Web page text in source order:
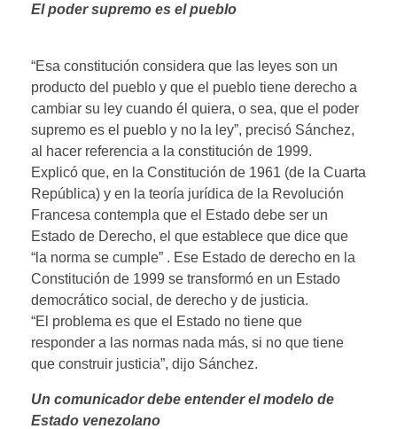
El poder supremo es el pueblo
“Esa constitución considera que las leyes son un
producto del pueblo y que el pueblo tiene derecho a
cambiar su ley cuando él quiera, o sea, que el poder
supremo es el pueblo y no la ley”, precisó Sánchez,
al hacer referencia a la constitución de 1999.
Explicó que, en la Constitución de 1961 (de la Cuarta
República) y en la teoría jurídica de la Revolución
Francesa contempla que el Estado debe ser un
Estado de Derecho, el que establece que dice que
“la norma se cumple” . Ese Estado de derecho en la
Constitución de 1999 se transformó en un Estado
democrático social, de derecho y de justicia.
“El problema es que el Estado no tiene que
responder a las normas nada más, si no que tiene
que construir justicia”, dijo Sánchez.
Un comunicador debe entender el modelo de
Estado venezolano